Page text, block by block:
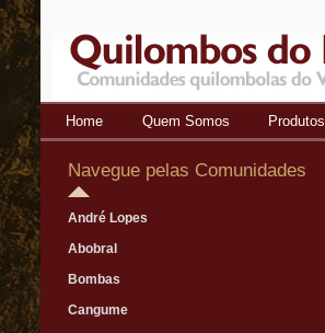
Quilombos
do Ribeira
Home Quem Somos Produtos
Navegue pelas Comunidades
André Lopes
Abobral
Bombas
Cangume